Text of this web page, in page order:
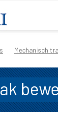
Mechanisch